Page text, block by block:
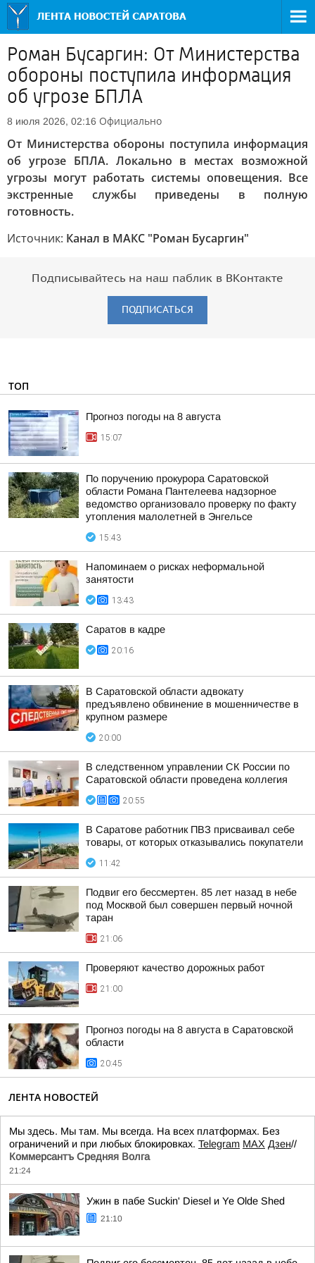
Роман Бусаргин: От Министерства
обороны поступила информация
об угрозе БПЛА
8 июля 2026, 02:16 Официально
От Министерства обороны поступила информация
об угрозе БПЛА. Локально в местах возможной
угрозы могут работать системы оповещения. Все
экстренные службы приведены в полную
готовность.
Источник: Канал в МАКС "Роман Бусаргин"
Подписывайтесь на наш паблик в ВКонтакте
ПОДПИСАТЬСЯ
ТОП
Прогноз погоды на 8 августа
15:07
По поручению прокурора Саратовской
области Романа Пантелеева надзорное
ведомство организовало проверку по факту
утопления малолетней в Энгельсе
15:43
Напоминаем о рисках неформальной
занятости
13:43
Саратов в кадре
20:16
В Саратовской области адвокату
предъявлено обвинение в мошенничестве в
крупном размере
20:00
В следственном управлении СК России по
Саратовской области проведена коллегия
20:55
В Саратове работник ПВЗ присваивал себе
товары, от которых отказывались покупатели
11:42
Подвиг его бессмертен. 85 лет назад в небе
под Москвой был совершен первый ночной
таран
21:06
Проверяют качество дорожных работ
21:00
Прогноз погоды на 8 августа в Саратовской
области
20:45
ЛЕНТА НОВОСТЕЙ
Мы здесь. Мы там. Мы всегда. На всех платформах. Без
ограничений и при любых блокировках. Telegram MAX Дзен//
Коммерсантъ Средняя Волга
21:24
Ужин в пабе Suckin' Diesel и Ye Olde Shed
21:10